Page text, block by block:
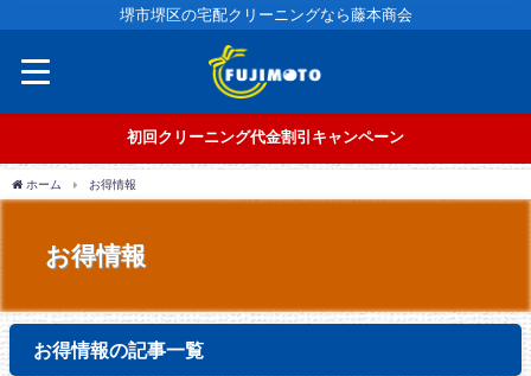
堺市堺区の宅配クリーニングなら藤本商会
初回クリーニング代金割引キャンペーン
ホーム お得情報
お得情報
お得情報の記事一覧